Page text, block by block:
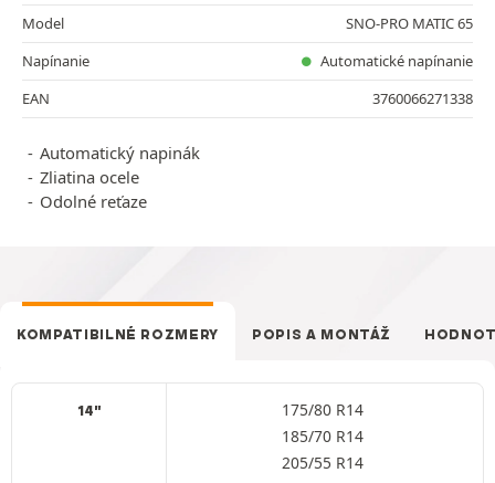
Model
SNO-PRO MATIC 65
Napínanie
Automatické napínanie
EAN
3760066271338
Automatický napinák
Zliatina ocele
Odolné reťaze
KOMPATIBILNÉ ROZMERY POPIS A MONTÁŽ
14"
175/80 R14
185/70 R14
205/55 R14